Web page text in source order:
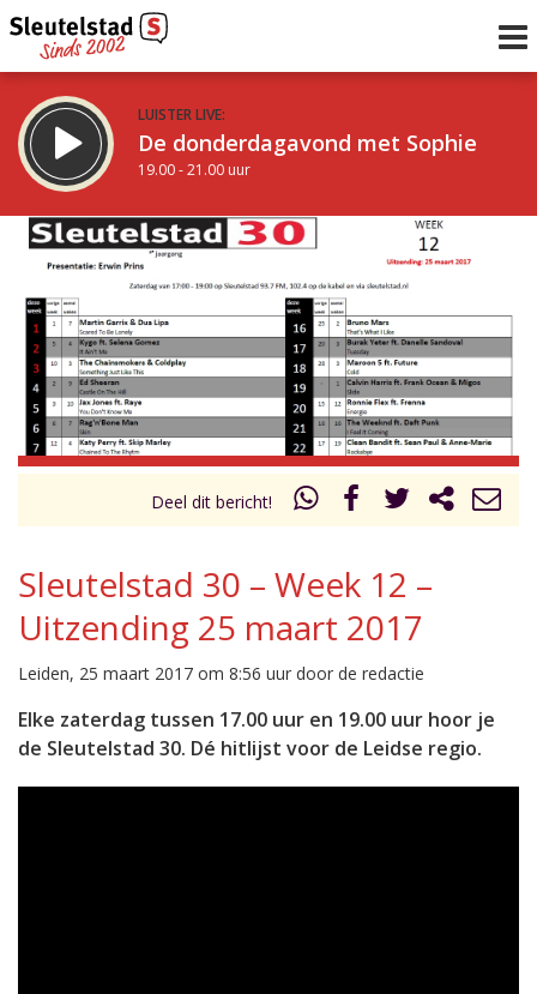
LUISTER LIVE:
De donderdagavond met Sophie
19.00 - 21.00 uur
STRAKS:
De avond van Sleutelstad
Vorig uur
uur 1 van 0
Inklappen
Deel dit bericht!
Sleutelstad 30 – Week 12 –
Uitzending 25 maart 2017
Leiden, 25 maart 2017 om 8:56 uur door de redactie
Elke zaterdag tussen 17.00 uur en 19.00 uur hoor je
de Sleutelstad 30. Dé hitlijst voor de Leidse regio.